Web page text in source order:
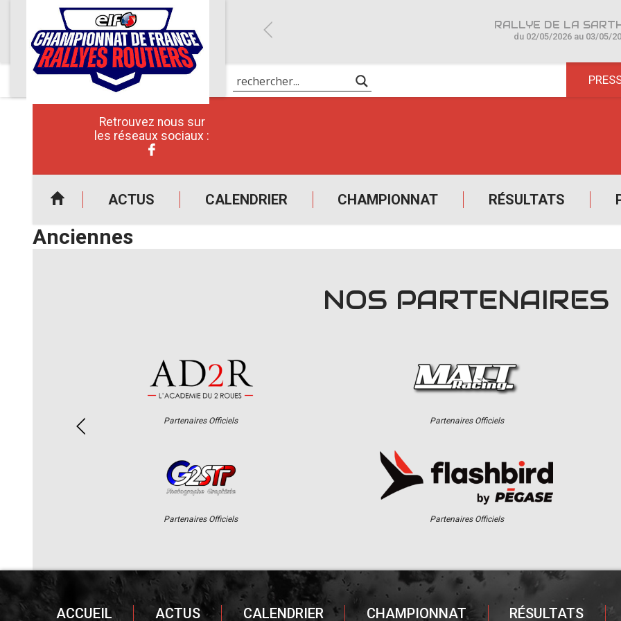
Retrouvez nous sur
les réseaux sociaux :
ACTUS CALENDRIER CHAMPIONNAT RÉSULTATS
du 02/05/2026 au 03/05/
Anciennes
NOS PARTENAIRES
Partenaires Officiels
Partenaires Officiels
Partenaires Officiels
Partenaires Officiels
ACCUEIL ACTUS CALENDRIER CHAMPIONNAT RÉSULTATS